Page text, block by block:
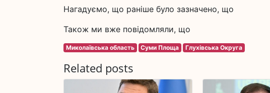
Нагадуємо, що раніше було зазначено, що
Також ми вже повідомляли, що
Миколаївська область Суми Площа Глухівська Округа
Related posts